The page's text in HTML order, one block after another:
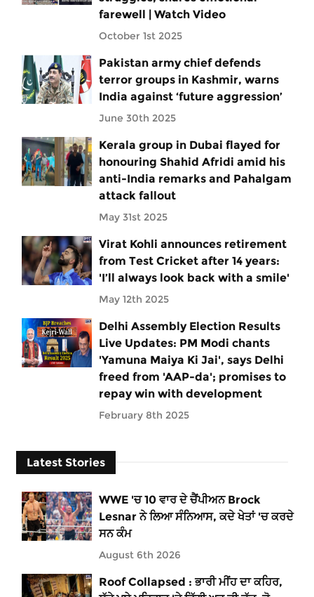
farewell | Watch Video
October 1st 2025
Pakistan army chief defends
terror groups in Kashmir, warns
India against ‘future aggression’
June 30th 2025
Kerala group in Dubai flayed for
honouring Shahid Afridi amid his
anti-India remarks and Pahalgam
attack fallout
May 31st 2025
Virat Kohli announces retirement
from Test Cricket after 14 years:
'I’ll always look back with a smile'
May 12th 2025
Delhi Assembly Election Results
Live Updates: PM Modi chants
'Yamuna Maiya Ki Jai', says Delhi
freed from 'AAP-da'; promises to
repay win with development
February 8th 2025
Latest Stories
WWE 'ਚ 10 ਵਾਰ ਦੇ ਚੈਂਪੀਅਨ Brock
Lesnar ਨੇ ਲਿਆ ਸੰਨਿਆਸ, ਕਦੇ ਖੇਤਾਂ 'ਚ ਕਰਦੇ
ਸਨ ਕੰਮ
August 6th 2026
Roof Collapsed : ਭਾਰੀ ਮੀਂਹ ਦਾ ਕਹਿਰ,